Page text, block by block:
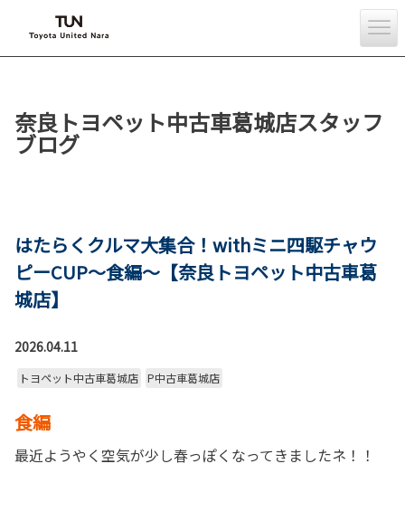
奈良トヨペット中古車葛城店スタッフ
ブログ
はたらくクルマ大集合！withミニ四駆チャウ
ピーCUP～食編～【奈良トヨペット中古車葛
城店】
2026.04.11
トヨペット中古車葛城店 P中古車葛城店
食編
最近ようやく空気が少し春っぽくなってきましたネ！！